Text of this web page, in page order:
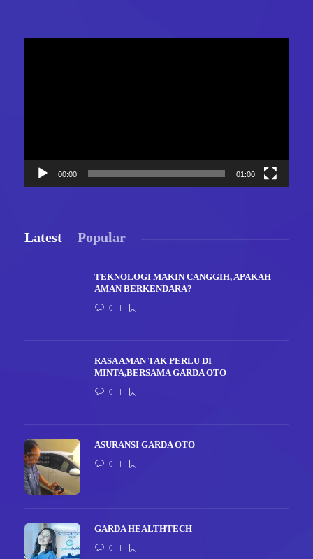
00:00 01:00
Latest Popular
TEKNOLOGI MAKIN CANGGIH, APAKAH
AMAN BERKENDARA?
0
RASA AMAN TAK PERLU DI
MINTA,BERSAMA GARDA OTO
0
ASURANSI GARDA OTO
0
GARDA HEALTHTECH
0